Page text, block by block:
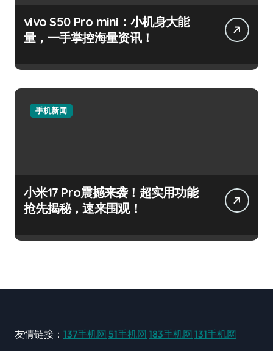
vivo S50 Pro mini：小机身大能
量，一手掌控海量资讯！
手机新闻
小米17 Pro震撼来袭！超实用功能
抢先揭秘，速来围观！
友情链接： 137手机网 51手机网 183手机网 131手机网